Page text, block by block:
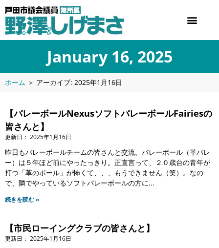
January 16, 2025
ホーム ＞ アーカイブ: 2025年1月16日
【バレーボールNexusソフトバレーボールFairiesの
皆さんと】
2025年1月16日
昨日もバレーボールチームの皆さんと交流。バレーボール（革バレ
ー）は５年ほど前にやったっきり。正直言って、２０歳台の青年が
打つ「革のボール」が怖くて、、、もうできません（笑）。なの
で、隣でやっているソフトバレーボールの方に
続きを読む »
【市民ローイングクラブの皆さんと】
2025年1月16日